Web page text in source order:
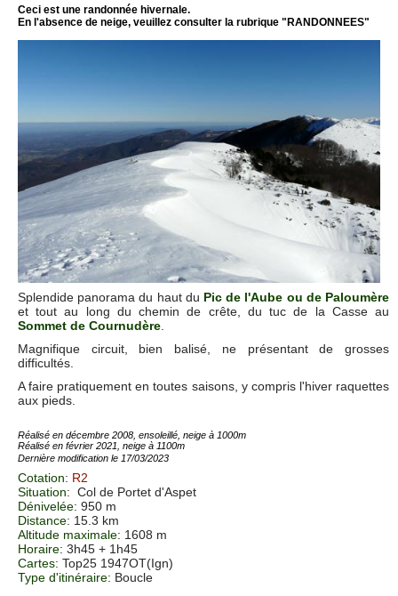
Ceci est une randonnée hivernale.
En l'absence de neige, veuillez consulter la rubrique "RANDONNEES"
Splendide panorama du haut du Pic de l'Aube ou de Paloumère
et tout au long du chemin de crête, du tuc de la Casse au
Sommet de Cournudère
Magnifique circuit, bien balisé, ne présentant de grosses
difficultés.
A faire pratiquement en toutes saisons, y compris l'hiver raquettes
aux pieds.
Réalisé en décembre 2008, ensoleillé, neige à 1000m
Réalisé en février 2021, neige à 1100m
Dernière modification le 17/03/2023
Cotation: R2
Situation: Col de Portet d'Aspet
Dénivelée: 950 m
Distance: 15.3 km
Altitude maximale: 1608 m
Horaire: 3h45 + 1h45
Cartes: Top25 1947OT(Ign)
Type d'itinéraire: Boucle